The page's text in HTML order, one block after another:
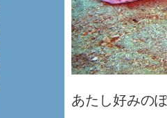
あたし好みの